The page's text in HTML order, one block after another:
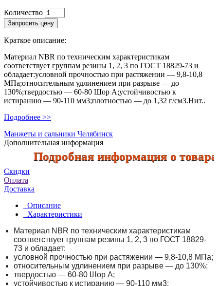
Количество
Запросить цену
Краткое описание:
Материал NBR по техническим характеристикам
соответствует группам резины 1, 2, 3 по ГОСТ 18829-73 и
обладает:условной прочностью при растяжении — 9,8-10,8
МПа;относительным удлинением при разрыве — до
130%;твердостью — 60-80 Шор А;устойчивостью к
истиранию — 90-110 мм3;плотностью — до 1,32 г/см3.Нит..
Подробнее >>
Манжеты и сальники Челябинск
Дополнительная информация
Подробная информация о
Скидки
Оплата
Доставка
Описание
Характеристики
Материал NBR по техническим характеристикам
соответствует группам резины 1, 2, 3 по ГОСТ 18829-
73 и обладает:
условной прочностью при растяжении — 9,8-10,8 МПа;
относительным удлинением при разрыве — до 130%;
твердостью — 60-80 Шор А;
устойчивостью к истиранию — 90-110 мм3;